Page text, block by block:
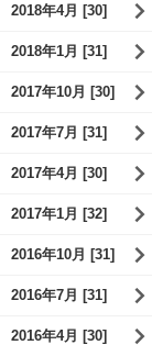
2018年4月 [30]
2018年1月 [31]
2017年10月 [30]
2017年7月 [31]
2017年4月 [30]
2017年1月 [32]
2016年10月 [31]
2016年7月 [31]
2016年4月 [30]